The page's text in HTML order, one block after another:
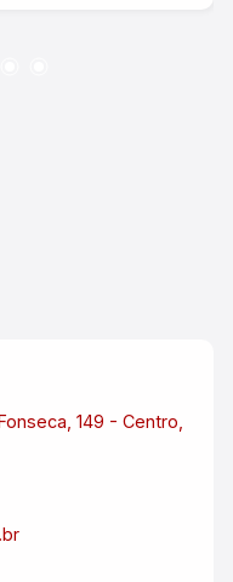
149 - Centro,